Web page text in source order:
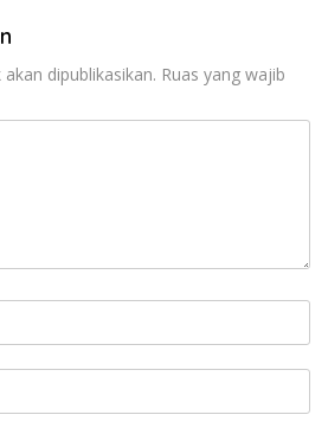
dipublikasikan. Ruas yang wajib